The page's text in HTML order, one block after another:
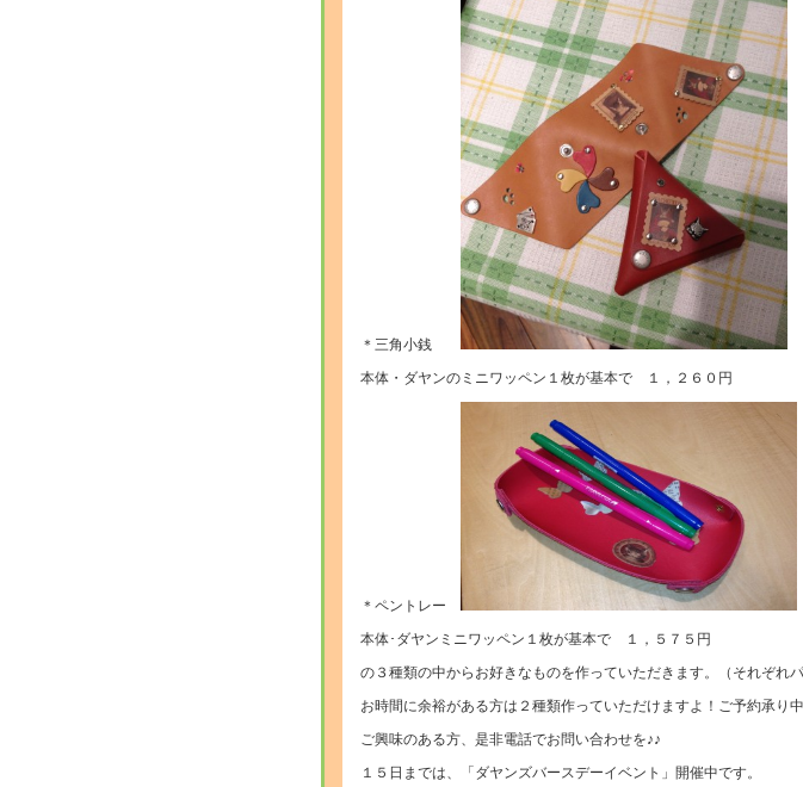
＊三角小銭
本体・ダヤンのミニワッペン１枚が基本で １，２６０円
＊ペントレー
本体･ダヤンミニワッペン１枚が基本で １，５７５円
の３種類の中からお好きなものを作っていただきます。（それぞれパ
お時間に余裕がある方は２種類作っていただけますよ！ご予約承り中
ご興味のある方、是非電話でお問い合わせを♪♪
１５日までは、「ダヤンズバースデーイベント」開催中です。